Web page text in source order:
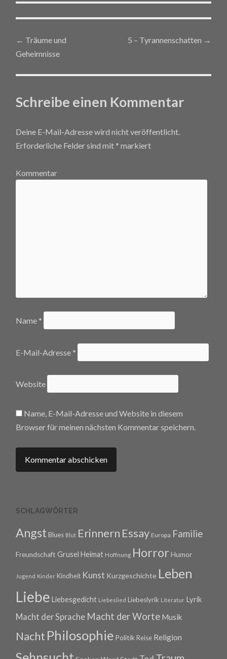
Post navigation
← Träume und
Geheimnisse
5 – Tyrannenschatten →
Schreibe einen Kommentar
Deine E-Mail-Adresse wird nicht veröffentlicht.
Erforderliche Felder sind mit * markiert
Kommentar
Name *
E-Mail-Adresse *
Website
Name, E-Mail-Adresse und Website in diesem
Browser für meinen nächsten Kommentar speichern.
SCHLAGWÖRTER
Angst Blues Blut Erinnern Essay Europa Familie
Freundschaft Grusel Heimat Hoffnung Horror Humor
Jugend Kinder Kindheit Kunst Kurzgeschichte Leben
Liebe Liebesgedicht Liebeslied Liebeslyrik Literatur Lyrik
Macht der Sprache Macht der Worte Musik
Nacht Philosophie Politik Reise Religion